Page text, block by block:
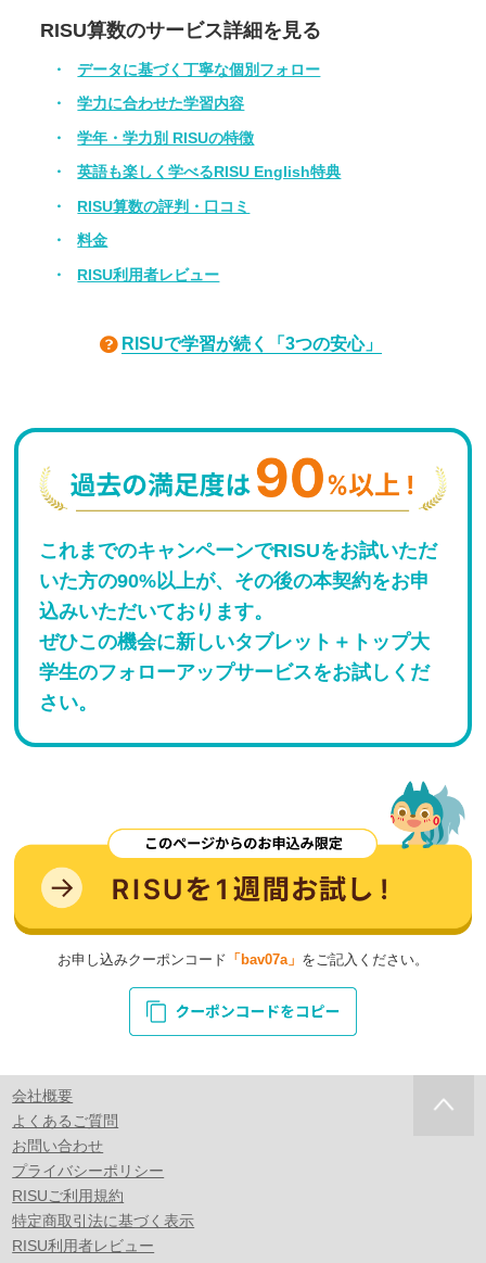
RISU算数のサービス詳細を見る
データに基づく丁寧な個別フォロー
学力に合わせた学習内容
学年・学力別 RISUの特徴
英語も楽しく学べるRISU English特典
RISU算数の評判・口コミ
料金
RISU利用者レビュー
RISUで学習が続く「3つの安心」
これまでのキャンペーンでRISUをお試いただ
いた方の90%以上が、その後の本契約をお申
込みいただいております。
ぜひこの機会に新しいタブレット＋トップ大
学生のフォローアップサービスをお試しくだ
さい。
お申し込みクーポンコード 「bav07a」 をご記入ください。
会社概要
よくあるご質問
お問い合わせ
プライバシーポリシー
RISUご利用規約
特定商取引法に基づく表示
RISU利用者レビュー